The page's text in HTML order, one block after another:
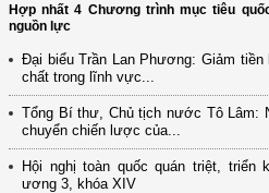
Hợp nhất 4 Chương trình mục tiêu
nguồn lực
Đại biểu Trần Lan Phương: Giảm
chất trong lĩnh vực...
Tổng Bí thư, Chủ tịch nước Tô Lâm:
chuyển chiến lược của...
Hội nghị toàn quốc quán triệt, triển
ương 3, khóa XIV